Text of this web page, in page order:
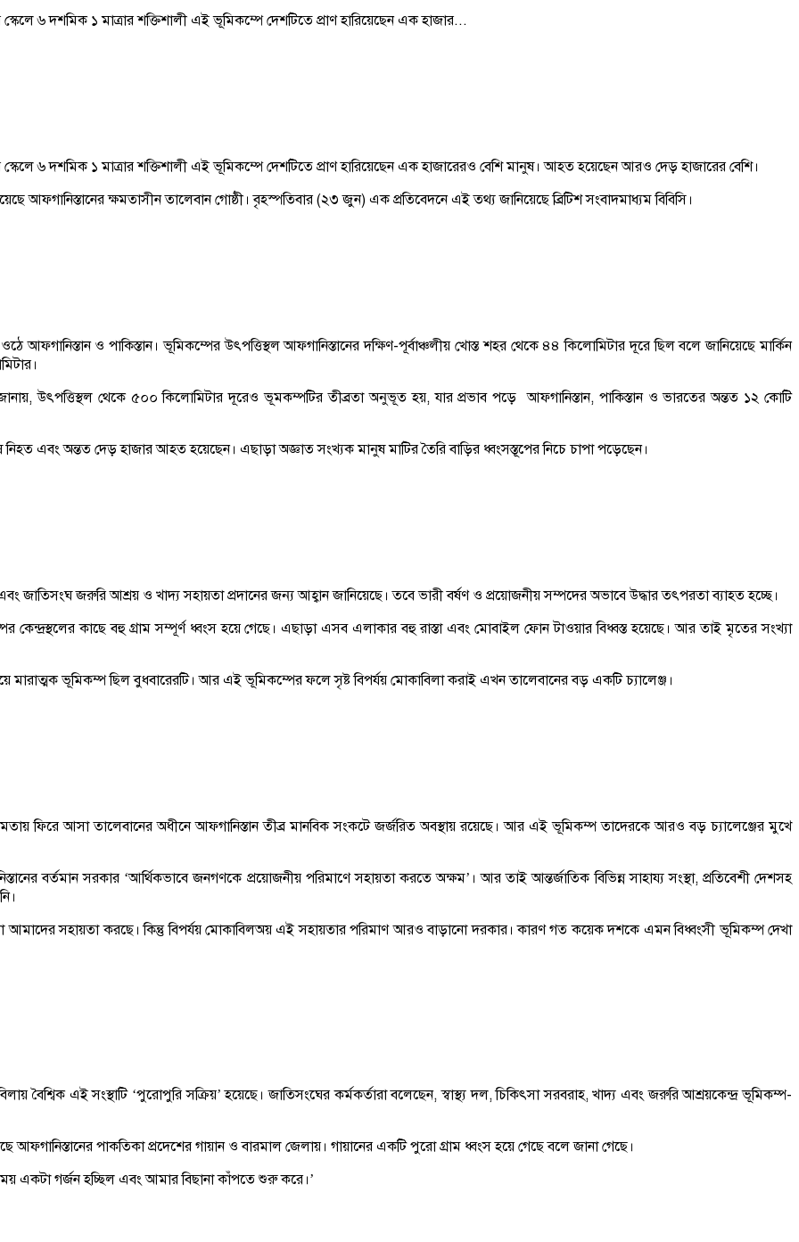
৬ দশমিক ১ মাত্রার শক্তিশালী এই ভূমিকম্পে দেশটিতে প্রাণ হারিয়েছেন এক হাজার...
৬ দশমিক ১ মাত্রার শক্তিশালী এই ভূমিকম্পে দেশটিতে প্রাণ হারিয়েছেন এক হাজারেরও বেশি মানুষ। আহত হয়েছেন আরও দেড় হাজারের বেশি।
আফগানিস্তানের ক্ষমতাসীন তালেবান গোষ্ঠী। বৃহস্পতিবার (২৩ জুন) এক প্রতিবেদনে এই তথ্য জানিয়েছে ব্রিটিশ সংবাদমাধ্যম বিবিসি।
ও পাকিস্তান। ভূমিকম্পের উৎপত্তিস্থল আফগানিস্তানের দক্ষিণ-পূর্বাঞ্চলীয় খোস্ত শহর থেকে ৪৪ কিলোমিটার দূরে ছিল বলে জানিয়েছে মার্কিন
উৎপত্তিস্থল থেকে ৫০০ কিলোমিটার দূরেও ভূমকম্পটির তীব্রতা অনুভূত হয়, যার প্রভাব পড়ে আফগানিস্তান, পাকিস্তান ও ভারতের অন্তত ১২ কোটি
এবং অন্তত দেড় হাজার আহত হয়েছেন। এছাড়া অজ্ঞাত সংখ্যক মানুষ মাটির তৈরি বাড়ির ধ্বংসস্তূপের নিচে চাপা পড়েছেন।
জাতিসংঘ জরুরি আশ্রয় ও খাদ্য সহায়তা প্রদানের জন্য আহ্বান জানিয়েছে। তবে ভারী বর্ষণ ও প্রয়োজনীয় সম্পদের অভাবে উদ্ধার তৎপরতা ব্যাহত হচ্ছে।
কেন্দ্রস্থলের কাছে বহু গ্রাম সম্পূর্ণ ধ্বংস হয়ে গেছে। এছাড়া এসব এলাকার বহু রাস্তা এবং মোবাইল ফোন টাওয়ার বিধ্বস্ত হয়েছে। আর তাই মৃতের সংখ্যা
ভূমিকম্প ছিল বুধবারেরটি। আর এই ভূমিকম্পের ফলে সৃষ্ট বিপর্যয় মোকাবিলা করাই এখন তালেবানের বড় একটি চ্যালেঞ্জ।
ফিরে আসা তালেবানের অধীনে আফগানিস্তান তীব্র মানবিক সংকটে জর্জরিত অবস্থায় রয়েছে। আর এই ভূমিকম্প তাদেরকে আরও বড় চ্যালেঞ্জের মুখে
বর্তমান সরকার ‘আর্থিকভাবে জনগণকে প্রয়োজনীয় পরিমাণে সহায়তা করতে অক্ষম’। আর তাই আন্তর্জাতিক বিভিন্ন সাহায্য সংস্থা, প্রতিবেশী দেশসহ
আমাদের সহায়তা করছে। কিন্তু বিপর্যয় মোকাবিলঅয় এই সহায়তার পরিমাণ আরও বাড়ানো দরকার। কারণ গত কয়েক দশকে এমন বিধ্বংসী ভূমিকম্প দেখা
বৈশ্বিক এই সংস্থাটি ‘পুরোপুরি সক্রিয়’ হয়েছে। জাতিসংঘের কর্মকর্তারা বলেছেন, স্বাস্থ্য দল, চিকিৎসা সরবরাহ, খাদ্য এবং জরুরি আশ্রয়কেন্দ্র ভূমিকম্প-
আফগানিস্তানের পাকতিকা প্রদেশের গায়ান ও বারমাল জেলায়। গায়ানের একটি পুরো গ্রাম ধ্বংস হয়ে গেছে বলে জানা গেছে।
একটা গর্জন হচ্ছিল এবং আমার বিছানা কাঁপতে শুরু করে।’